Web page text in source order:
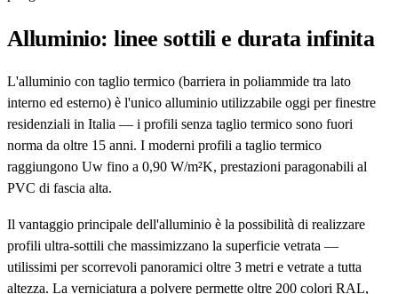
Alluminio: linee sottili e durata infinita
L'alluminio con taglio termico (barriera in poliammide tra lato
interno ed esterno) è l'unico alluminio utilizzabile oggi per finestre
residenziali in Italia — i profili senza taglio termico sono fuori
norma da oltre 15 anni. I moderni profili a taglio termico
raggiungono Uw fino a 0,90 W/m²K, prestazioni paragonabili al
PVC di fascia alta.
Il vantaggio principale dell'alluminio è la possibilità di realizzare
profili ultra-sottili che massimizzano la superficie vetrata —
utilissimi per scorrevoli panoramici oltre 3 metri e vetrate a tutta
altezza. La verniciatura a polvere permette oltre 200 colori RAL,